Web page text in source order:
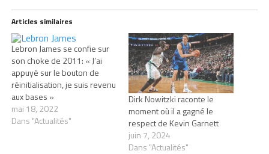
Articles similaires
Lebron James se confie sur
son choke de 2011: « J’ai
appuyé sur le bouton de
réinitialisation, je suis revenu
aux bases »
mai 18, 2022
Dans "Actualités"
Dirk Nowitzki raconte le
moment où il a gagné le
respect de Kevin Garnett
juin 7, 2024
Dans "Actualités"